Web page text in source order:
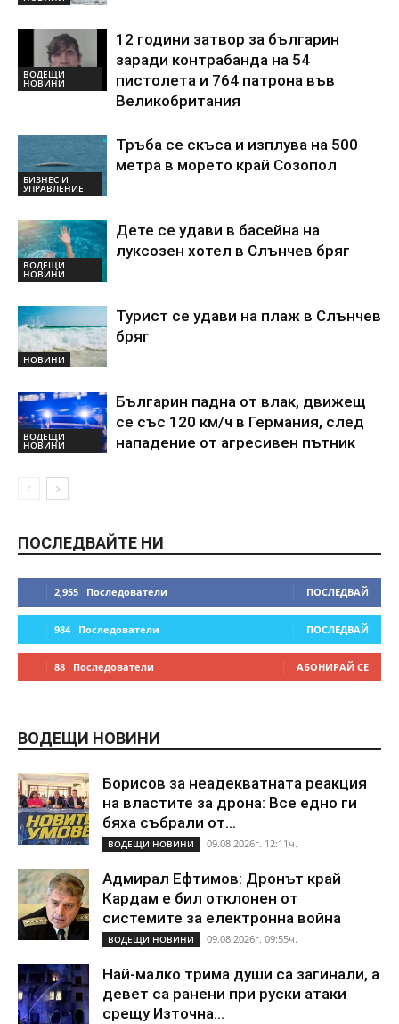
ВОДЕЩИ
НОВИНИ
12 години затвор за българин
заради контрабанда на 54
пистолета и 764 патрона във
Великобритания
БИЗНЕС И
УПРАВЛЕНИЕ
Тръба се скъса и изплува на 500
метра в морето край Созопол
ВОДЕЩИ
НОВИНИ
Дете се удави в басейна на
луксозен хотел в Слънчев бряг
НОВИНИ
Турист се удави на плаж в Слънчев
бряг
ВОДЕЩИ
НОВИНИ
Българин падна от влак, движещ
се със 120 км/ч в Германия, след
нападение от агресивен пътник
ПОСЛЕДВАЙТЕ НИ
2,955 Последователи ПОСЛЕДВАЙ
984 Последователи ПОСЛЕДВАЙ
88 Последователи АБОНИРАЙ СЕ
ВОДЕЩИ НОВИНИ
Борисов за неадекватната реакция
на властите за дрона: Все едно ги
бяха събрали от...
ВОДЕЩИ НОВИНИ 09.08.2026г. 12:11ч.
Адмирал Ефтимов: Дронът край
Кардам е бил отклонен от
системите за електронна война
ВОДЕЩИ НОВИНИ 09.08.2026г. 09:55ч.
Най-малко трима души са загинали, а
девет са ранени при руски атаки
срещу Източна...